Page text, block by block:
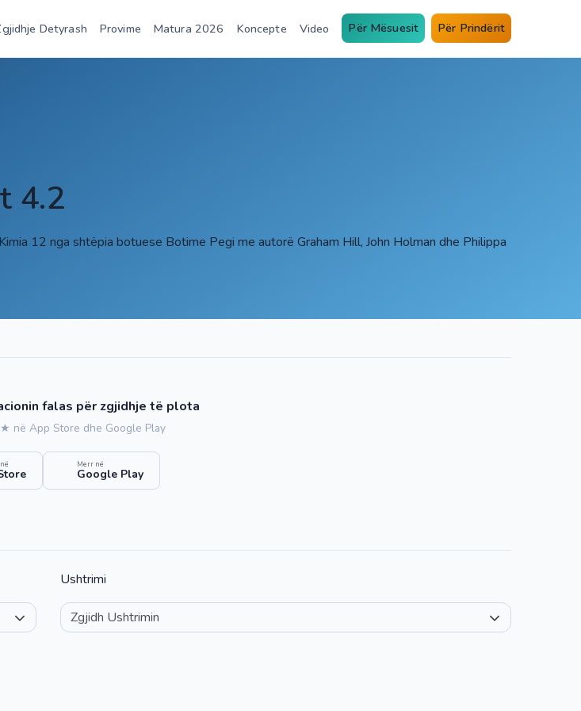
Detyrash Provime Matura 2026 Koncepte Video Për Mësuesit Për Prindërit
4.2
12 nga shtëpia botuese Botime Pegi me autorë Graham Hill, John Holman dhe Philippa
falas për zgjidhje të plota
në App Store dhe Google Play
Merr në
Google Play
Ushtrimi